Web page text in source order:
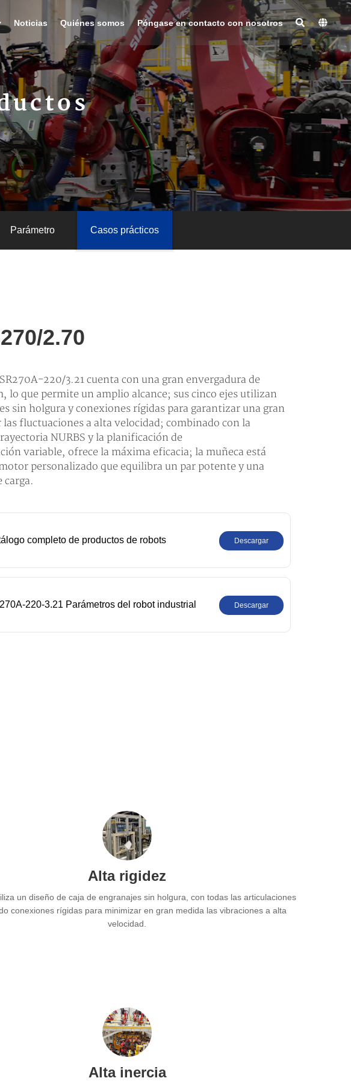
Noticias Quiénes somos Póngase en contacto con nosotros
Parámetro Casos prácticos
2.70
220/3.21 cuenta con una gran envergadura de
lo que permite un amplio alcance; sus cinco ejes utilizan
sin holgura y conexiones rígidas para garantizar una gran
fluctuaciones a alta velocidad; combinado con la
NURBS y la planificación de
variable, ofrece la máxima eficacia; la muñeca está
personalizado que equilibra un par potente y una
carga.
completo de productos de robots Descargar
220-3.21 Parámetros del robot industrial Descargar
Alta rigidez
un diseño de caja de engranajes sin holgura, con todas las articulaciones
conexiones rígidas para minimizar en gran medida las vibraciones a alta
velocidad.
Alta inercia